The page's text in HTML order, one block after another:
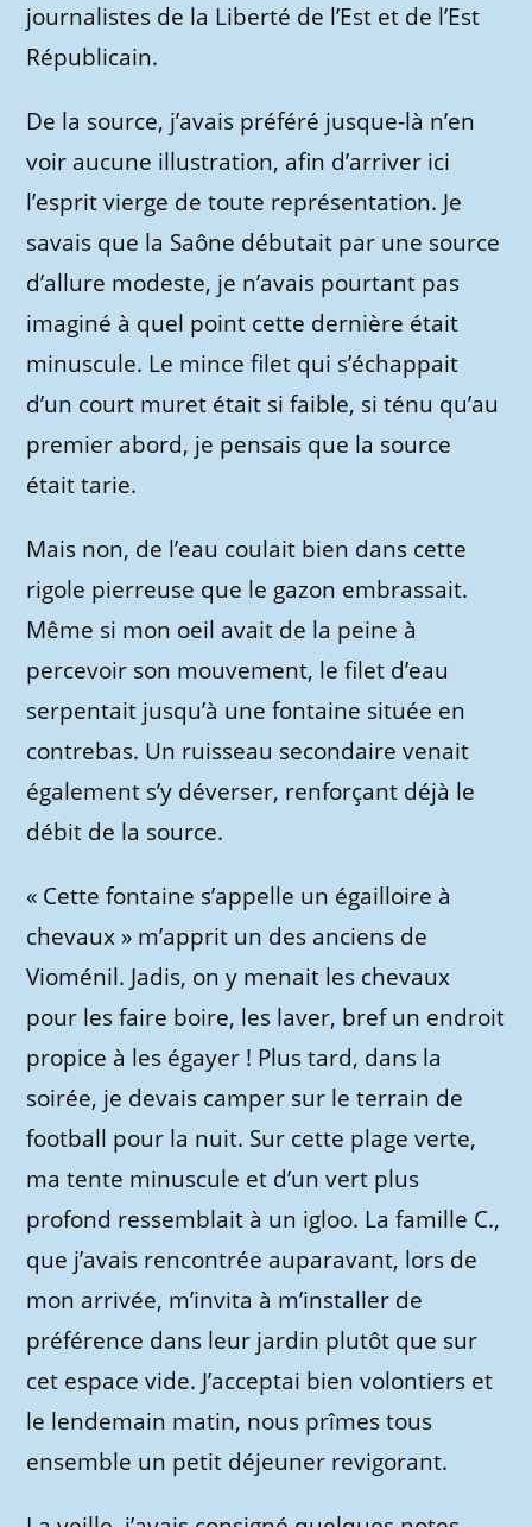
journalistes de la Liberté de l’Est et de l’Est
Républicain.
De la source, j’avais préféré jusque-là n’en
voir aucune illustration, afin d’arriver ici
l’esprit vierge de toute représentation. Je
savais que la Saône débutait par une source
d’allure modeste, je n’avais pourtant pas
imaginé à quel point cette dernière était
minuscule. Le mince filet qui s’échappait
d’un court muret était si faible, si ténu qu’au
premier abord, je pensais que la source
était tarie.
Mais non, de l’eau coulait bien dans cette
rigole pierreuse que le gazon embrassait.
Même si mon oeil avait de la peine à
percevoir son mouvement, le filet d’eau
serpentait jusqu’à une fontaine située en
contrebas. Un ruisseau secondaire venait
également s’y déverser, renforçant déjà le
débit de la source.
« Cette fontaine s’appelle un égailloire à
chevaux » m’apprit un des anciens de
Vioménil. Jadis, on y menait les chevaux
pour les faire boire, les laver, bref un endroit
propice à les égayer ! Plus tard, dans la
soirée, je devais camper sur le terrain de
football pour la nuit. Sur cette plage verte,
ma tente minuscule et d’un vert plus
profond ressemblait à un igloo. La famille C.,
que j’avais rencontrée auparavant, lors de
mon arrivée, m’invita à m’installer de
préférence dans leur jardin plutôt que sur
cet espace vide. J’acceptai bien volontiers et
le lendemain matin, nous prîmes tous
ensemble un petit déjeuner revigorant.